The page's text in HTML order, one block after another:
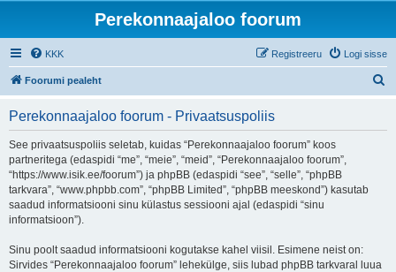
Perekonnaajaloo foorum
KKK Logi sisse
Registreeru
Foorumi pealeht
Perekonnaajaloo foorum - Privaatsuspoliis
See privaatsuspoliis seletab, kuidas “Perekonnaajaloo foorum” koos
partneritega (edaspidi “me”, “meie”, “meid”, “Perekonnaajaloo foorum”,
“https://www.isik.ee/foorum”) ja phpBB (edaspidi “see”, “selle”, “phpBB
tarkvara”, “www.phpbb.com”, “phpBB Limited”, “phpBB meeskond”) kasutab
saadud informatsiooni sinu külastus sessiooni ajal (edaspidi “sinu
informatsioon”).
Sinu poolt saadud informatsiooni kogutakse kahel viisil. Esimene neist on:
Sirvides “Perekonnaajaloo foorum” lehekülge, siis lubad phpBB tarkvaral luua